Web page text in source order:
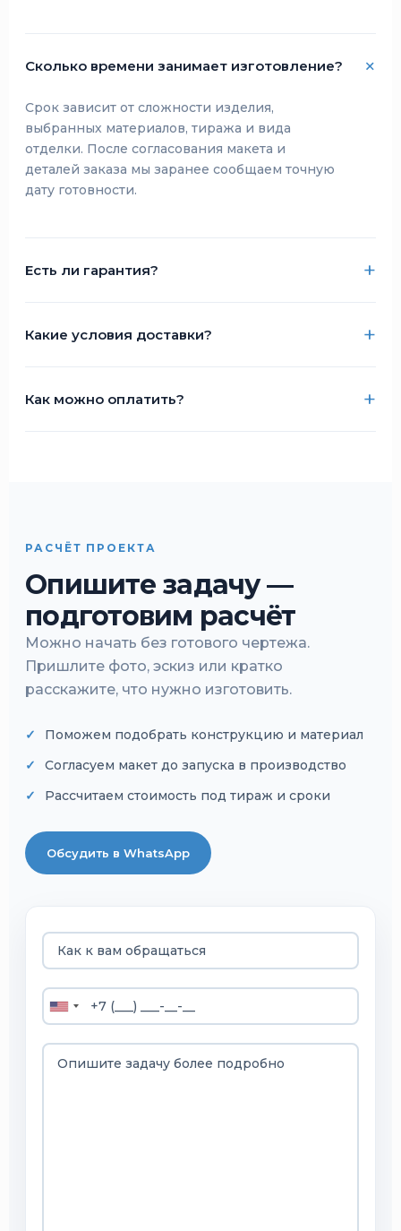
Сколько времени занимает изготовление?
Срок зависит от сложности изделия,
выбранных материалов, тиража и вида
отделки. После согласования макета и
деталей заказа мы заранее сообщаем точную
дату готовности.
Есть ли гарантия?
Какие условия доставки?
Как можно оплатить?
РАСЧЁТ ПРОЕКТА
Опишите задачу —
подготовим расчёт
Можно начать без готового чертежа.
Пришлите фото, эскиз или кратко
расскажите, что нужно изготовить.
Поможем подобрать конструкцию и материал
Согласуем макет до запуска в производство
Рассчитаем стоимость под тираж и сроки
Обсудить в WhatsApp